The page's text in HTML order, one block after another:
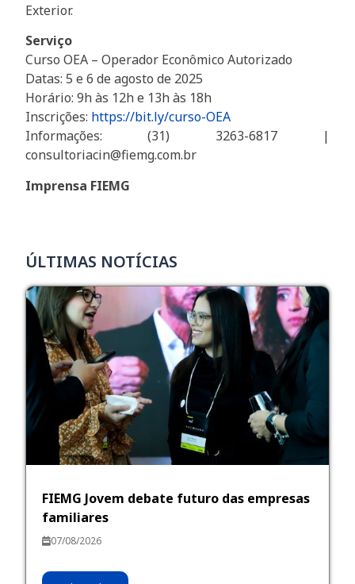
Exterior.
Serviço
Curso OEA – Operador Econômico Autorizado
Datas: 5 e 6 de agosto de 2025
Horário: 9h às 12h e 13h às 18h
Inscrições: https://bit.ly/curso-OEA
Informações: (31) 3263-6817 |
consultoriacin@fiemg.com.br
Imprensa FIEMG
ÚLTIMAS NOTÍCIAS
FIEMG Jovem debate futuro das empresas
familiares
07/08/2026